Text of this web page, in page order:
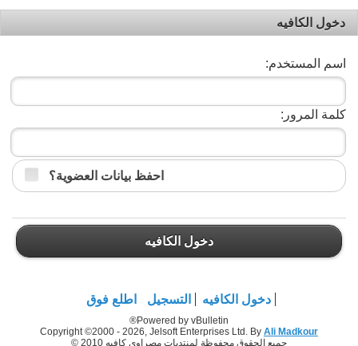
دخول الكافيه
اسم المستخدم:
كلمة المرور:
احفظ بيانات العضوية؟
دخول الكافيه
دخول الكافيه التسجيل اطلع فوق
Powered by vBulletin®
Copyright ©2000 - 2026, Jelsoft Enterprises Ltd. By Ali Madkour
جميع الحقوق محفوظة لمنتديات مصراوي كافيه 2010 ©